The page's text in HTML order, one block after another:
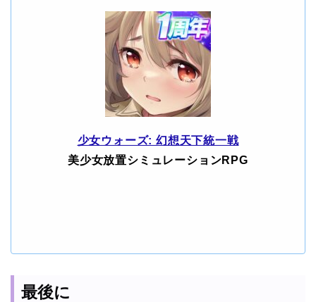
少女ウォーズ: 幻想天下統一戦
美少女放置シミュレーションRPG
最後に